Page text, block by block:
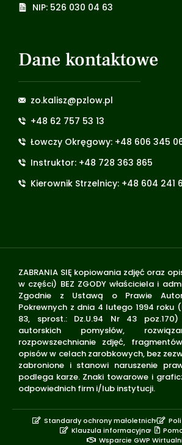
NIP: 526 030 04 63
Dane kontaktowe
zo.kalisz@pzlow.pl
+48 62 757 53 13
Łowczy Okręgowy: +48 606 345
Instruktor: +48 728 363 865
Kierownik Strzelnicy: +48 604 241
ZABRANIA SIĘ kopiowania zdjęć oraz
w części) BEZ ZGODY właściciela i
Zgodnie z Ustawą o Prawie
Pokrewnych z dnia 4 lutego 1994 roku
83, sprost.: Dz.U.94 Nr 43 poz.170)
autorskich pomysłów,
rozpowszechnianie zdjęć,
opisów w celach zarobkowych, bez
zabronione i stanowi naruszenie
podlega karze. Znaki towarowe i
odpowiednich firm i/lub instytucji.
Standardy ochrony małoletnich
Klauzula informacyjna
Wsparcie GWP